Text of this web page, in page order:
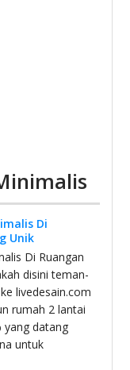
Di
Unik
Di Ruangan
disini teman-
livedesain.com
rumah 2 lantai
yang datang
untuk